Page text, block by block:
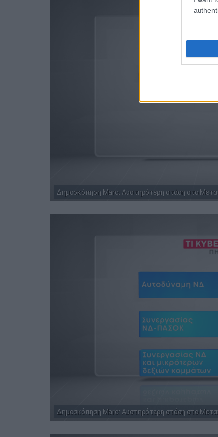
Δημοσκόπηση Marc: Αυστηρότερη στάση στο
Δημοσκόπηση Marc: Αυστηρότερη στάση στο